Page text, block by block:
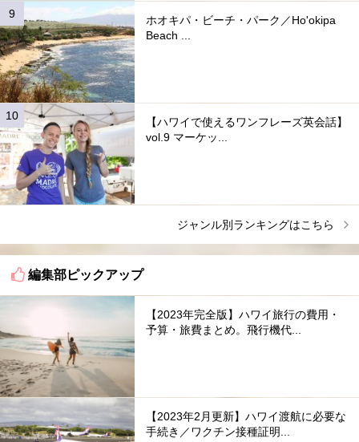
ホオキパ・ビーチ・パーク／Ho'okipa
Beach ...
【ハワイで使えるワンフレーズ英会話】
vol.9 マーケッ...
ジャンル別ランキングはこちら
編集部ピックアップ
【2023年完全版】ハワイ旅行の費用・
予算・旅費まとめ。飛行機代...
【2023年2月更新】ハワイ渡航に必要な
手続き／ワクチン接種証明...